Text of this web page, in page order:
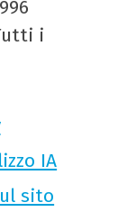
i
IA
sito